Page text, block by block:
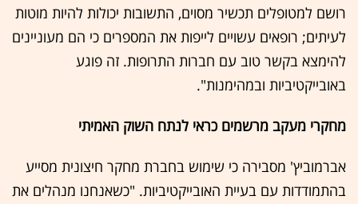
רושם למטופלים תכשיר מסוים, התשובות יכולות להיות מוטות
לעיתים; רופאים עשויים לייפות את המספרים כי הם מעוניינים
להימצא בקשר טוב עם חברות התרופות. זה פוגע
באובייקטיביות ובמהימנות".
מחקרי מעקב מרשמים כראי לנתח השוק האמיתי
אברמוביץ' מסבירה כי שימוש בחברת מחקר חיצונית מסייע
בהתמודדות עם בעיית האובייקטיביות. "כשאנחנו מנהלים את